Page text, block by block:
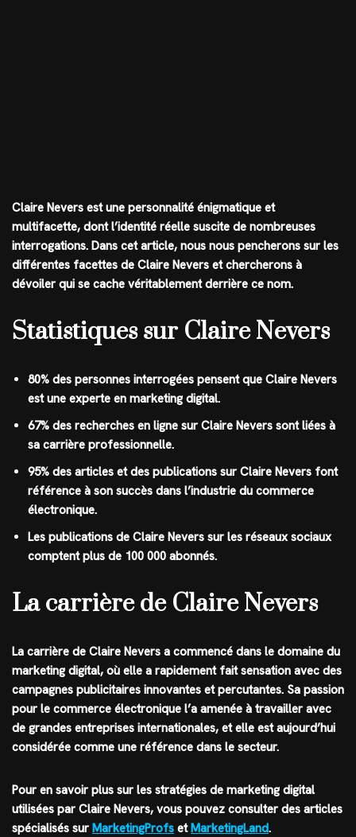
Claire Nevers est une personnalité énigmatique et
multifacette, dont l’identité réelle suscite de nombreuses
interrogations. Dans cet article, nous nous pencherons sur les
différentes facettes de Claire Nevers et chercherons à
dévoiler qui se cache véritablement derrière ce nom.
Statistiques sur Claire Nevers
80% des personnes interrogées pensent que Claire Nevers
est une experte en marketing digital.
67% des recherches en ligne sur Claire Nevers sont liées à
sa carrière professionnelle.
95% des articles et des publications sur Claire Nevers font
référence à son succès dans l’industrie du commerce
électronique.
Les publications de Claire Nevers sur les réseaux sociaux
comptent plus de 100 000 abonnés.
La carrière de Claire Nevers
La carrière de Claire Nevers a commencé dans le domaine du
marketing digital, où elle a rapidement fait sensation avec des
campagnes publicitaires innovantes et percutantes. Sa passion
pour le commerce électronique l’a amenée à travailler avec
de grandes entreprises internationales, et elle est aujourd’hui
considérée comme une référence dans le secteur.
Pour en savoir plus sur les stratégies de marketing digital
utilisées par Claire Nevers, vous pouvez consulter des articles
spécialisés sur MarketingProfs etMarketingLand.